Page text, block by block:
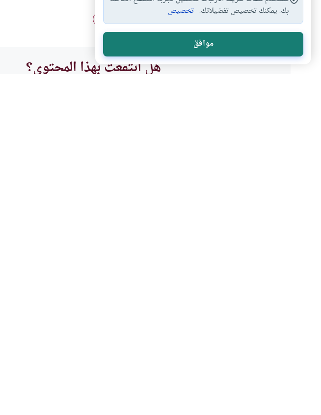
آداب الدعوة للطعام حكم وليمة العرس حكم تلبية الدعوة
هل انتفعت بهذا المحتوى؟
بك. يمكنك تخصيص تفضيلاتك. تخصيص
موافق